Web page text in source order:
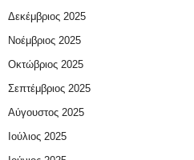
Δεκέμβριος 2025
Νοέμβριος 2025
Οκτώβριος 2025
Σεπτέμβριος 2025
Αύγουστος 2025
Ιούλιος 2025